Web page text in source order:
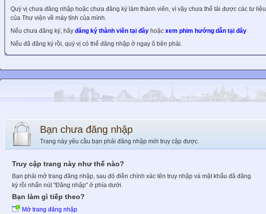
Quý vị chưa đăng nhập hoặc chưa đăng ký làm thành viên, vì vậy chưa thể tải được các tư liệu
của Thư viện về máy tính của mình.
Nếu chưa đăng ký, hãy đăng ký thành viên tại đây hoặc xem phim hướng dẫn tại đây
Nếu đã đăng ký rồi, quý vị có thể đăng nhập ở ngay ô bên phải.
Bạn chưa đăng nhập
Trang này yêu cầu bạn phải đăng nhập mới truy cập được.
Truy cập trang này như thế nào?
Bạn phải mở trang đăng nhập, sau đó điền chính xác tên truy nhập và mật khẩu đã đăng
ký rồi nhấn nút "Đăng nhập" ở phía dưới.
Bạn làm gì tiếp theo?
Mở trang đăng nhập